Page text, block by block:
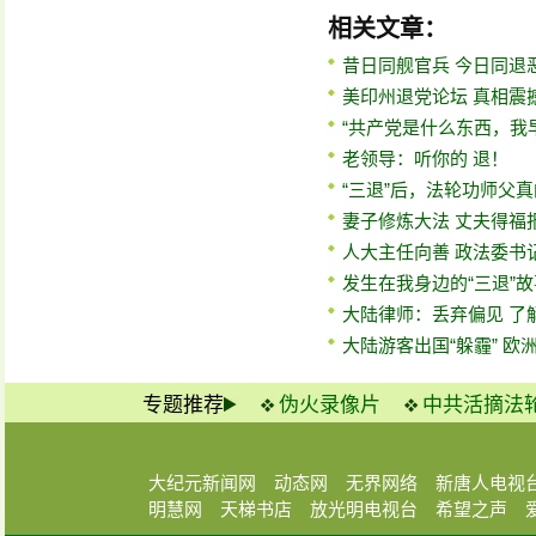
相关文章：
昔日同舰官兵 今日同退
美印州退党论坛 真相震
“共产党是什么东西，我
老领导：听你的 退！
“三退”后，法轮功师父
妻子修炼大法 丈夫得福
人大主任向善 政法委书
发生在我身边的“三退”
大陆律师：丢弃偏见 了
大陆游客出国“躲霾” 欧
专题推荐 伪火录像片 中共活摘法
大纪元新闻网 动态网 无界网络
新唐人电视
明慧网
天梯书店 放光明电视台 希望之声